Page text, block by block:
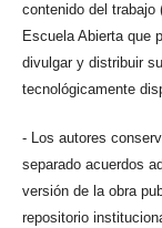
contenido del
Escuela Abierta que
divulgar y distribuir
tecnológicamente
- Los autores
separado acuerdos
versión de la obra
repositorio